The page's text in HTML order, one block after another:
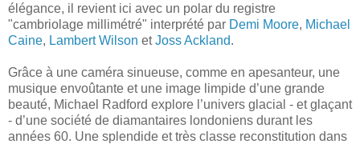
élégance, il revient ici avec un polar du registre
"cambriolage millimétré" interprété par Demi Moore, Michael
Caine, Lambert Wilson etJoss Ackland.
Grâce à une caméra sinueuse, comme en apesanteur, une
musique envoûtante et une image limpide d’une grande
beauté, Michael Radford explore l’univers glacial - et glaçant
- d’une société de diamantaires londoniens durant les
années 60. Une splendide et très classe reconstitution dans